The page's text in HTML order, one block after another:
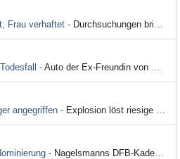
Frau verhaftet - Durchsuchungen bringen Wende im Mordfall Fabian
- Auto der Ex-Freundin von Fabians Vaters abgeschleppt
angegriffen - Explosion löst riesige sichtbare Druckwelle aus
- Nagelsmanns DFB-Kader schreibt "kleines Fußballmärchen"